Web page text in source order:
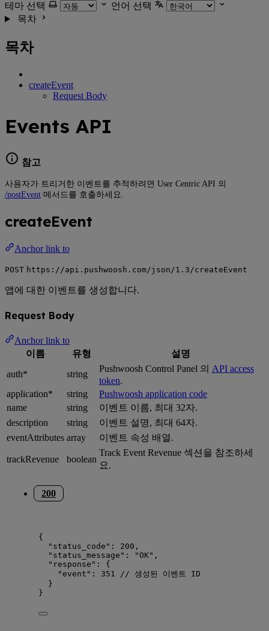
테마 선택
언어 선택
목차
목차
createEvent
Request Body
Events API
참고
사용자가 트리거한 이벤트를 추적하려면 User Centric API 의
/postEvent 메서드를 호출하세요.
createEvent
Anchor link to
POST https://api.pushwoosh.com/json/1.3/createEvent
앱에 대한 이벤트를 생성합니다.
Request Body
Anchor link to
이름
유형
설명
auth*
string
Pushwoosh Control Panel 의 API access
token.
application*
string
Pushwoosh application code
name
string
이벤트 이름, 최대 32자.
description
string
이벤트 설명, 최대 64자.
eventAttributes array 이벤트 속성 배열.
trackRevenue boolean
Track Event Revenue 섹션을 참조하세
요.
200
{
"status_code": 200,
"status_message": "OK",
"response": {
"event": 351 // 생성된 이벤트 ID
}
}